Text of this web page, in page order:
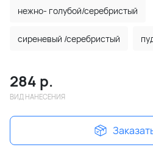
нежно- голубой/серебристый
сиреневый /серебристый
284 р.
ВИД НАНЕСЕНИЯ